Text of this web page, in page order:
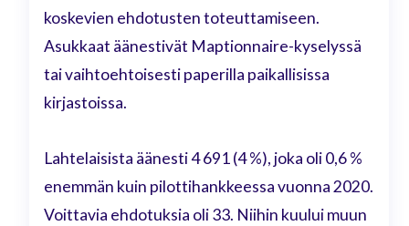
koskevien ehdotusten toteuttamiseen.
Asukkaat äänestivät Maptionnaire-kyselyssä
tai vaihtoehtoisesti paperilla paikallisissa
kirjastoissa.
Lahtelaisista äänesti 4 691 (4 %), joka oli 0,6 %
enemmän kuin pilottihankkeessa vuonna 2020.
Voittavia ehdotuksia oli 33. Niihin kuului muun